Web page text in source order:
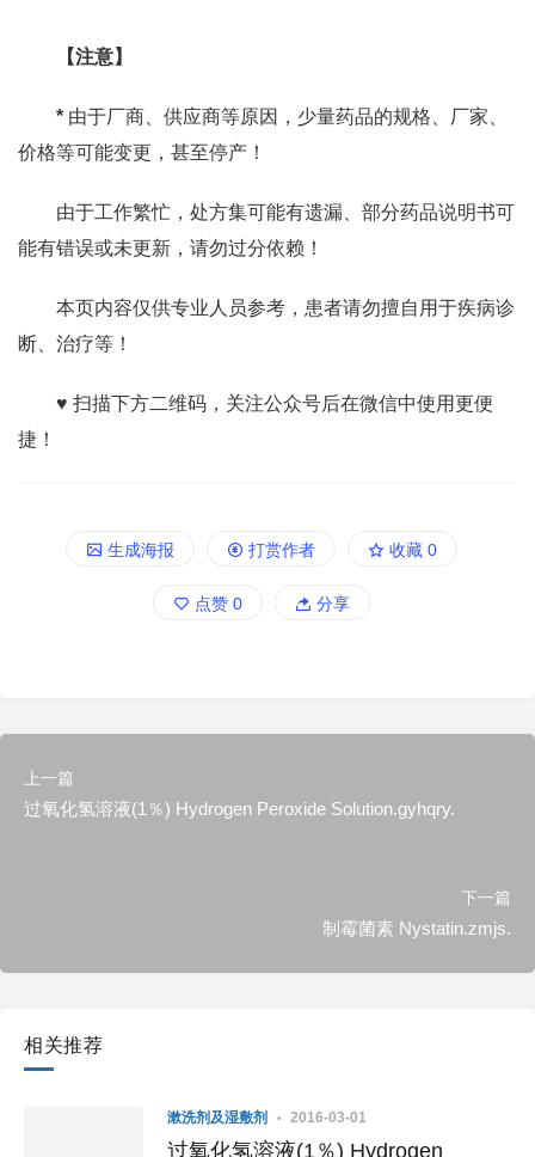
【注意】
* 由于厂商、供应商等原因，少量药品的规格、厂家、
价格等可能变更，甚至停产！
由于工作繁忙，处方集可能有遗漏、部分药品说明书可
能有错误或未更新，请勿过分依赖！
本页内容仅供专业人员参考，患者请勿擅自用于疾病诊
断、治疗等！
♥ 扫描下方二维码，关注公众号后在微信中使用更便
捷！
生成海报 打赏作者 收藏 0
点赞 0 分享
上一篇
过氧化氢溶液(1％) Hydrogen Peroxide Solution.gyhqry.
下一篇
制霉菌素 Nystatin.zmjs.
相关推荐
漱洗剂及湿敷剂 2016-03-01
过氧化氢溶液(1％) Hydrogen